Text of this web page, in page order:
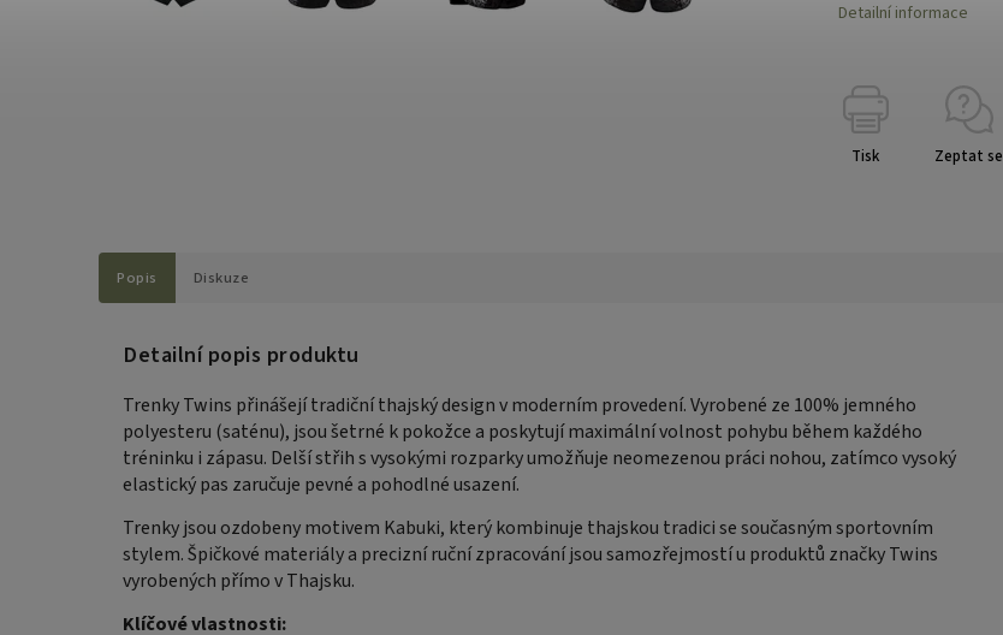
Detailní informace
Tisk Zeptat se
Popis Diskuze
Detailní popis produktu
Trenky Twins přinášejí tradiční thajský design v moderním provedení. Vyrobené ze 100% jemného
polyesteru (saténu), jsou šetrné k pokožce a poskytují maximální volnost pohybu během každého
tréninku i zápasu. Delší střih s vysokými rozparky umožňuje neomezenou práci nohou, zatímco vysoký
elastický pas zaručuje pevné a pohodlné usazení.
Trenky jsou ozdobeny motivem Kabuki, který kombinuje thajskou tradici se současným sportovním
stylem. Špičkové materiály a precizní ruční zpracování jsou samozřejmostí u produktů značky Twins
vyrobených přímo v Thajsku.
Klíčové vlastnosti: